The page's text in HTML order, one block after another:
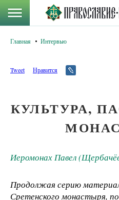
Главная Интервью
Tweet Нравится
КУЛЬТУРА,
Иеромонах Павел
Продолжая серию
Сретенского монастыря,